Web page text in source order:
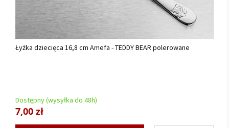
Łyżka dziecięca 16,8 cm Amefa - TEDDY BEAR polerowane
Dostępny (wysyłka do 48h)
7,00 zł